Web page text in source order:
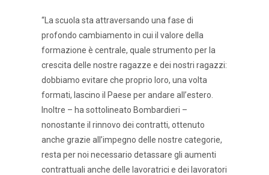
“La scuola sta attraversando una fase di
profondo cambiamento in cui il valore della
formazione è centrale, quale strumento per la
crescita delle nostre ragazze e dei nostri ragazzi:
dobbiamo evitare che proprio loro, una volta
formati, lascino il Paese per andare all’estero.
Inoltre – ha sottolineato Bombardieri –
nonostante il rinnovo dei contratti, ottenuto
anche grazie all’impegno delle nostre categorie,
resta per noi necessario detassare gli aumenti
contrattuali anche delle lavoratrici e dei lavoratori